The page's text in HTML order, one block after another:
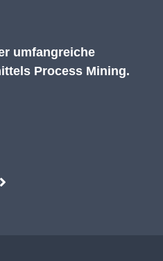
umfangreiche
Process Mining.